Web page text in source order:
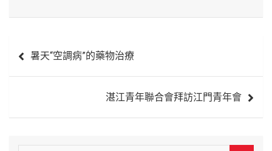
章 暑天“空調病”的藥物治療
湛江青年聯合會拜訪江門青年會